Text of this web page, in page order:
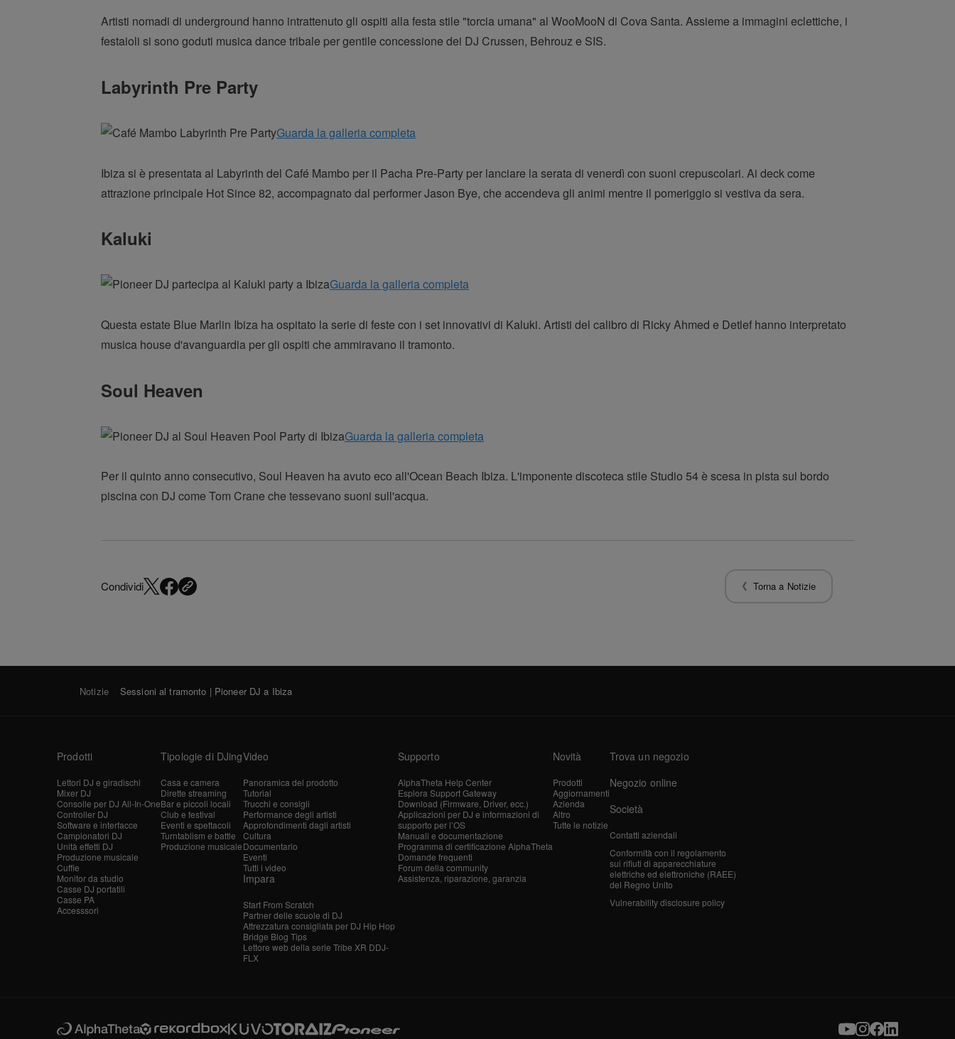
Artisti nomadi di underground hanno intrattenuto gli ospiti alla festa stile "torcia umana" al WooMooN di Cova Santa. Assieme a immagini eclettiche, i
festaioli si sono goduti musica dance tribale per gentile concessione dei DJ Crussen, Behrouz e SIS.
Labyrinth Pre Party
Guarda la galleria completa
Ibiza si è presentata al Labyrinth del Café Mambo per il Pacha Pre-Party per lanciare la serata di venerdì con suoni crepuscolari. Ai deck come
attrazione principale Hot Since 82, accompagnato dal performer Jason Bye, che accendeva gli animi mentre il pomeriggio si vestiva da sera.
Kaluki
Guarda la galleria completa
Questa estate Blue Marlin Ibiza ha ospitato la serie di feste con i set innovativi di Kaluki. Artisti del calibro di Ricky Ahmed e Detlef hanno interpretato
musica house d'avanguardia per gli ospiti che ammiravano il tramonto.
Soul Heaven
Guarda la galleria completa
Per il quinto anno consecutivo, Soul Heaven ha avuto eco all'Ocean Beach Ibiza. L'imponente discoteca stile Studio 54 è scesa in pista sul bordo
piscina con DJ come Tom Crane che tessevano suoni sull'acqua.
Condividi Torna a Notizie
Notizie Sessioni al tramonto | Pioneer DJ a Ibiza
Prodotti
Lettori DJ e giradischi
Mixer DJ
Consolle per DJ All-In-One
Controller DJ
Software e interfacce
Campionatori DJ
Unità effetti DJ
Produzione musicale
Cuffie
Monitor da studio
Casse DJ portatili
Casse PA
Accesssori
Tipologie di DJing
Casa e camera
Dirette streaming
Bar e piccoli locali
Club e festival
Eventi e spettacoli
Turntablism e battle
Produzione musicale
Video
Panoramica del prodotto
Tutorial
Trucchi e consigli
Performance degli artisti
Approfondimenti dagli artisti
Cultura
Documentario
Eventi
Tutti i video
Impara
Start From Scratch
Partner delle scuole di DJ
Attrezzatura consigliata per DJ Hip Hop
Bridge Blog Tips
Lettore web della serie Tribe XR DDJ-
FLX
Supporto
AlphaTheta Help Center
Esplora Support Gateway
Download (Firmware, Driver, ecc.)
Applicazioni per DJ e informazioni di
supporto per l’OS
Manuali e documentazione
Programma di certificazione AlphaTheta
Domande frequenti
Forum della community
Assistenza, riparazione, garanzia
Novità
Prodotti
Aggiornamenti
Azienda
Altro
Tutte le notizie
Trova un negozio
Negozio online
Società
Contatti aziendali
Conformità con il regolamento
sui rifiuti di apparecchiature
elettriche ed elettroniche (RAEE)
del Regno Unito
Vulnerability disclosure policy